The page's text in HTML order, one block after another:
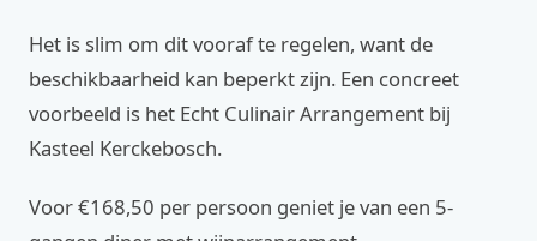
Het is slim om dit vooraf te regelen, want de
beschikbaarheid kan beperkt zijn. Een concreet
voorbeeld is het Echt Culinair Arrangement bij
Kasteel Kerckebosch.
Voor €168,50 per persoon geniet je van een 5-